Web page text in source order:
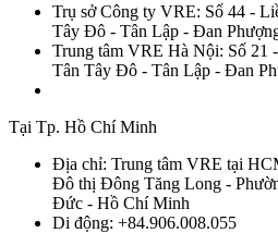
Trụ sở Công ty VRE: Số 44 -
Tây Đô - Tân Lập - Đan
Trung tâm VRE Hà Nội: Số
Tân Tây Đô - Tân Lập - Đan
Tại Tp. Hồ Chí Minh
Địa chỉ: Trung tâm VRE tại
Đô thị Đông Tăng Long -
Đức - Hồ Chí Minh
Di động: +84.906.008.055